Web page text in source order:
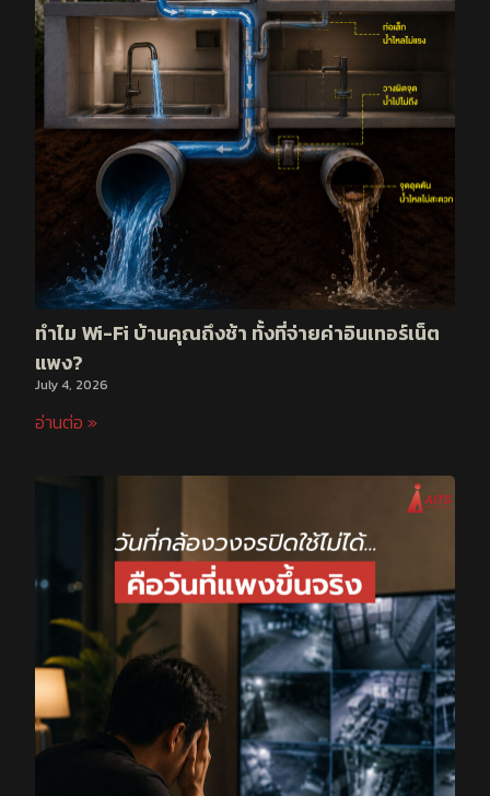
ทำไม Wi-Fi บ้านคุณถึงช้า ทั้งที่จ่ายค่าอินเทอร์เน็ต
แพง?
July 4, 2026
อ่านต่อ »